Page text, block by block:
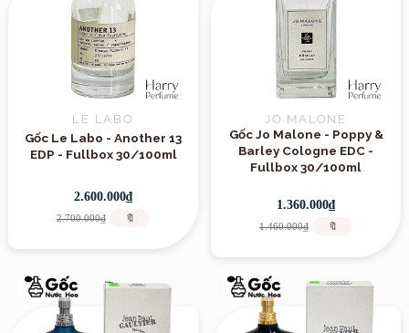
LE LABO
Gốc Le Labo - Another 13
EDP - Fullbox 30/100ml
2.600.000₫
2.700.000₫ 🔖
JO MALONE
Gốc Jo Malone - Poppy &
Barley Cologne EDC -
Fullbox 30/100ml
1.360.000₫
1.460.000₫ 🔖